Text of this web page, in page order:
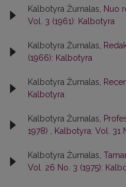
Kalbotyra Žurnalas, Nuo
Vol. 3 (1961): Kalbotyra
Kalbotyra Žurnalas,
(1966): Kalbotyra
Kalbotyra Žurnalas,
Kalbotyra
Kalbotyra Žurnalas,
1978)
Kalbotyra: Vol. 31
Kalbotyra Žurnalas,
Vol. 26 No. 3 (1975):